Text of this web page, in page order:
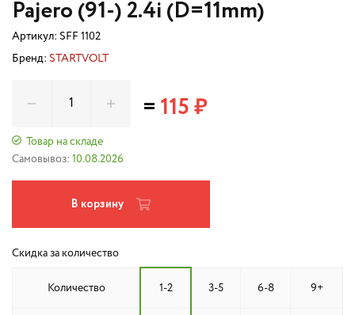
Pajero (91-) 2.4i (D=11mm)
Артикул: SFF 1102
Бренд: STARTVOLT
Товар на складе
Самовывоз: 10.08.2026
=115 ₽
В корзину
Скидка за количество
Количество 1-2 3-5 6-8 9+